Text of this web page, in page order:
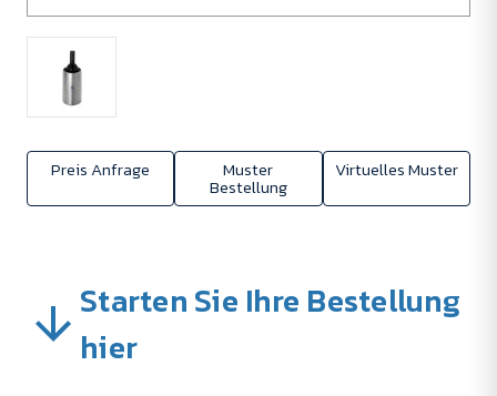
Preis Anfrage Muster
Bestellung
Virtuelles Muster
Starten Sie Ihre Bestellung
hier